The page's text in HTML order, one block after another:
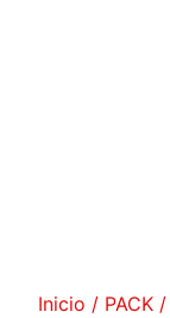
Inicio / PACK /